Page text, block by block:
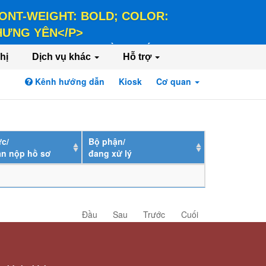
WEIGHT: BOLD; COLOR:
YÊN</P>
COLOR: #FFEE58;">HÀNH CHÍNH PHỤC
Dịch vụ khác Hỗ trợ
Kênh hướng dẫn Kiosk Cơ quan
nộp hồ sơ
Bộ phận/
đang xử lý
Đầu Sau Trước Cuối